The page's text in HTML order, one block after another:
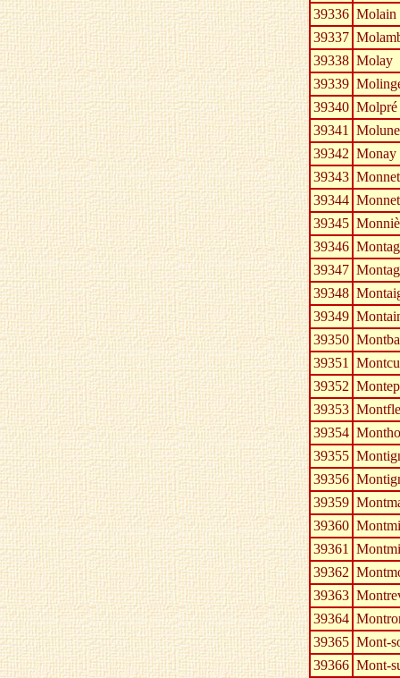
39336 Molain
39337
39338 Molay
39339
39340 Molpré
39341
39342 Monay
39343
39344
39345
39346
39347
39348
39349
39350
39351
39352
39353
39354
39355
39356
39359
39360
39361
39362
39363
39364
39365 Mont-
39366 Mont-